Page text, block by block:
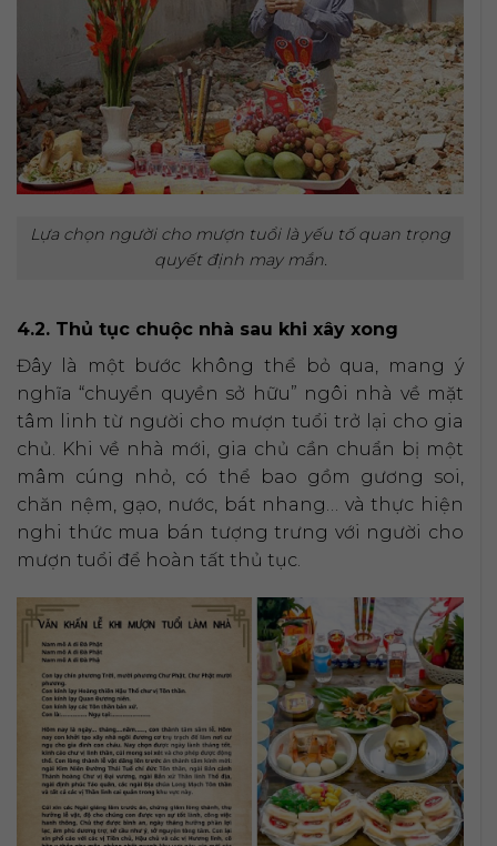
Lựa chọn người cho mượn tuổi là yếu tố quan trọng
quyết định may mắn.
4.2. Thủ tục chuộc nhà sau khi xây xong
Đây là một bước không thể bỏ qua, mang ý
nghĩa “chuyển quyền sở hữu” ngôi nhà về mặt
tâm linh từ người cho mượn tuổi trở lại cho gia
chủ. Khi về nhà mới, gia chủ cần chuẩn bị một
mâm cúng nhỏ, có thể bao gồm gương soi,
chăn nệm, gạo, nước, bát nhang… và thực hiện
nghi thức mua bán tượng trưng với người cho
mượn tuổi để hoàn tất thủ tục.